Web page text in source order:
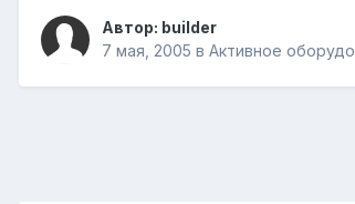
Автор: builder
7 мая, 2005 в Активное